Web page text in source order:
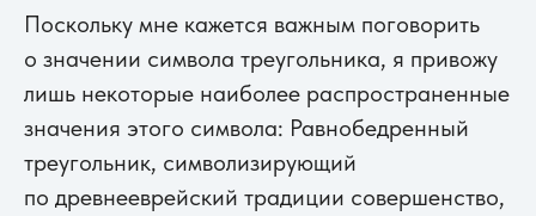
Поскольку мне кажется важным поговорить
о значении символа треугольника, я привожу
лишь некоторые наиболее распространенные
значения этого символа: Равнобедренный
треугольник, символизирующий
по древнееврейский традиции совершенство,